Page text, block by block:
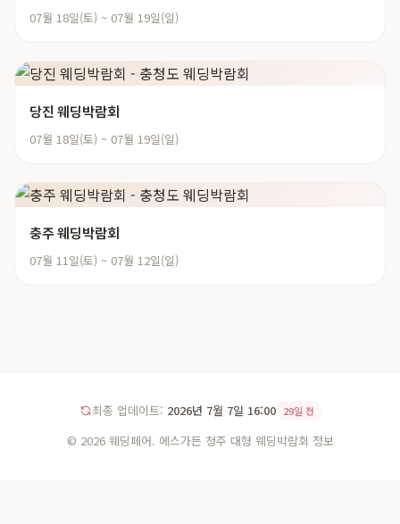
07월 18일(토) ~ 07월 19일(일)
당진 웨딩박람회
07월 18일(토) ~ 07월 19일(일)
충주 웨딩박람회
07월 11일(토) ~ 07월 12일(일)
최종 업데이트: 2026년 7월 7일 16:00 29일 전
© 2026 웨딩페어. 에스가든 청주 대형 웨딩박람회 정보